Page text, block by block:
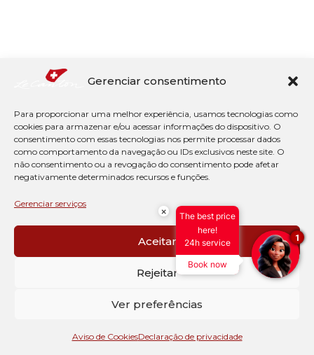
Gerenciar consentimento
Para proporcionar uma melhor experiência, usamos tecnologias como
cookies para armazenar e/ou acessar informações do dispositivo. O
consentimento com essas tecnologias nos permite processar dados
como comportamento da navegação ou IDs exclusivos neste site. O
não consentimento ou a revogação do consentimento pode afetar
negativamente determinados recursos e funções.
Gerenciar serviços
Aceitar
Rejeitar
Ver preferências
Aviso de CookiesDeclaração de privacidade
×
The best price
here!
24h service
Book now
1